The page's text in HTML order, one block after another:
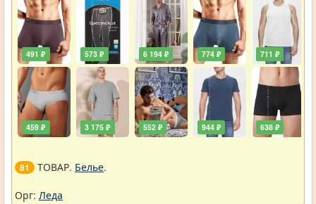
491 ₽
459 ₽
573 ₽
3 175 ₽
6 194 ₽
552 ₽
774 ₽
944 ₽
711 ₽
638 ₽
81 ТОВАР. Белье.
Орг: Леда